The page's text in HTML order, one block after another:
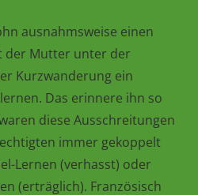
ausnahmsweise einen
der Mutter unter der
Kurzwanderung ein
Das erinnere ihn so
diese Ausschreitungen
immer gekoppelt
Lernen (verhasst) oder
(erträglich). Französisch